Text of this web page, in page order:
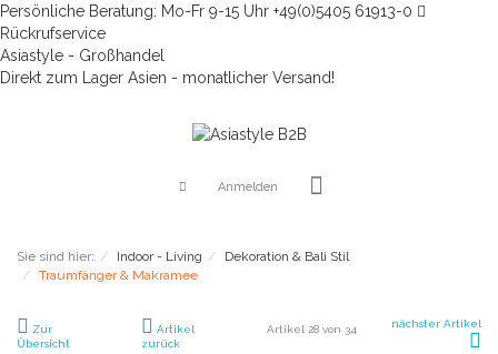
Persönliche Beratung: Mo-Fr 9-15 Uhr +49(0)5405 61913-0
Rückrufservice
Asiastyle - Großhandel
Direkt zum Lager Asien - monatlicher Versand!
Anmelden
Sie sind hier: Indoor - Living
Dekoration & Bali Stil
Traumfänger & Makramee
Zur
Übersicht
Artikel
zurück
Artikel 28 von 34 nächster Artikel